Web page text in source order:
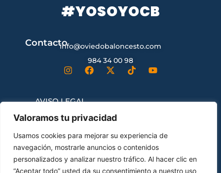
Valoramos tu privacidad
Usamos cookies para mejorar su experiencia de
navegación, mostrarle anuncios o contenidos
personalizados y analizar nuestro tráfico. Al hacer clic en
“Aceptar todo” usted da su consentimiento a nuestro uso
#YOSOYOCB
Contactoinfo@oviedobaloncesto.com
984 34 00 98
AVISO LEGAL
CONTRATACIÓN